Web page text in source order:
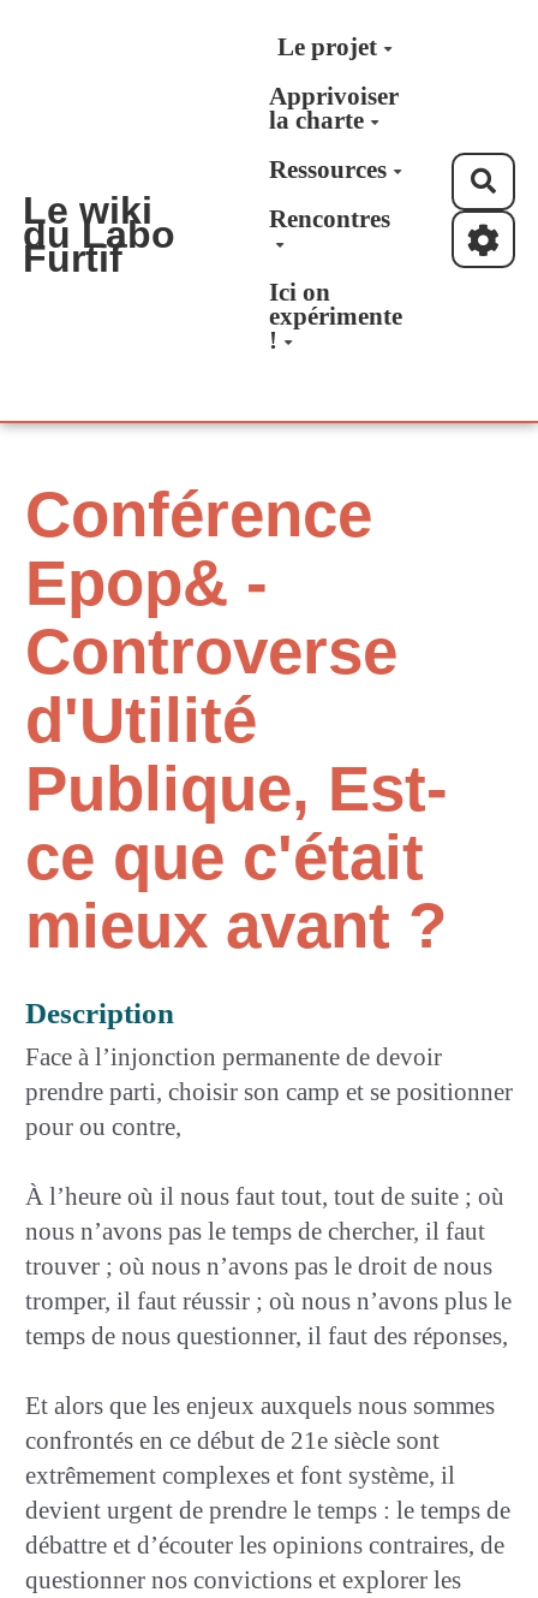
Aller au contenu principal
Le wiki
du Labo
Furtif
Le projet
Apprivoiser
la charte
Ressources
Rencontres
Ici on
expérimente
!
Conférence
Epop& -
Controverse
d'Utilité
Publique, Est-
ce que c'était
mieux avant ?
Description
Face à l’injonction permanente de devoir
prendre parti, choisir son camp et se positionner
pour ou contre,
À l’heure où il nous faut tout, tout de suite ; où
nous n’avons pas le temps de chercher, il faut
trouver ; où nous n’avons pas le droit de nous
tromper, il faut réussir ; où nous n’avons plus le
temps de nous questionner, il faut des réponses,
Et alors que les enjeux auxquels nous sommes
confrontés en ce début de 21e siècle sont
extrêmement complexes et font système, il
devient urgent de prendre le temps : le temps de
débattre et d’écouter les opinions contraires, de
questionner nos convictions et explorer les